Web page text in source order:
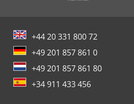
+44 20 331 800 72
+49 201 857 861 0
+49 201 857 861 80
+34 911 433 456